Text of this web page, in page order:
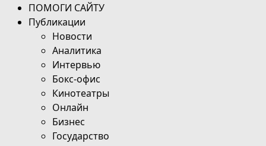
ПОМОГИ САЙТУ
Публикации
Новости
Аналитика
Интервью
Бокс-офис
Кинотеатры
Онлайн
Бизнес
Государство